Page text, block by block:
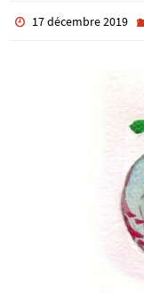
17 décembre 2019